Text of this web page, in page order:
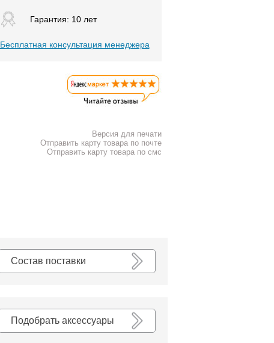
Гарантия: 10 лет
Бесплатная консультация менеджера
Версия для печати
Отправить карту товара по почте
Отправить карту товара по смс
Состав поставки
Подобрать аксессуары